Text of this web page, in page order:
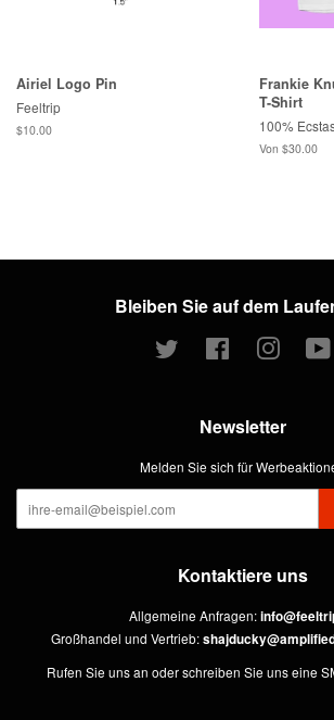
Airiel Logo Pin
Feeltrip
Normaler
$10.00
Frankie
T-Shirt
100%
Von $30.00
Bleiben Sie auf dem
Twitter Facebook Instagram
Newsletter
Melden Sie sich für
Kontaktiere uns
Allgemeine Anfragen:
Großhandel und Vertrieb:
Rufen Sie uns an oder schreiben Sie uns eine